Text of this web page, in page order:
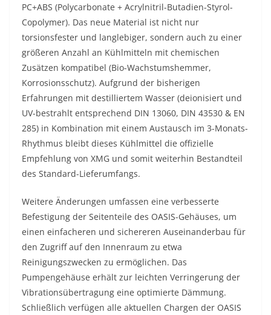
PC+ABS (Polycarbonate + Acrylnitril-Butadien-Styrol-
Copolymer). Das neue Material ist nicht nur
torsionsfester und langlebiger, sondern auch zu einer
größeren Anzahl an Kühlmitteln mit chemischen
Zusätzen kompatibel (Bio-Wachstumshemmer,
Korrosionsschutz). Aufgrund der bisherigen
Erfahrungen mit destilliertem Wasser (deionisiert und
UV-bestrahlt entsprechend DIN 13060, DIN 43530 & EN
285) in Kombination mit einem Austausch im 3-Monats-
Rhythmus bleibt dieses Kühlmittel die offizielle
Empfehlung von XMG und somit weiterhin Bestandteil
des Standard-Lieferumfangs.
Weitere Änderungen umfassen eine verbesserte
Befestigung der Seitenteile des OASIS-Gehäuses, um
einen einfacheren und sichereren Auseinanderbau für
den Zugriff auf den Innenraum zu etwa
Reinigungszwecken zu ermöglichen. Das
Pumpengehäuse erhält zur leichten Verringerung der
Vibrationsübertragung eine optimierte Dämmung.
Schließlich verfügen alle aktuellen Chargen der OASIS